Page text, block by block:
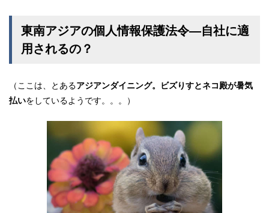
東南アジアの個人情報保護法令―自社に適
用されるの？
（ここは、とあるアジアンダイニング。ビズりすとネコ殿が暑気
払いをしているようです。。。）